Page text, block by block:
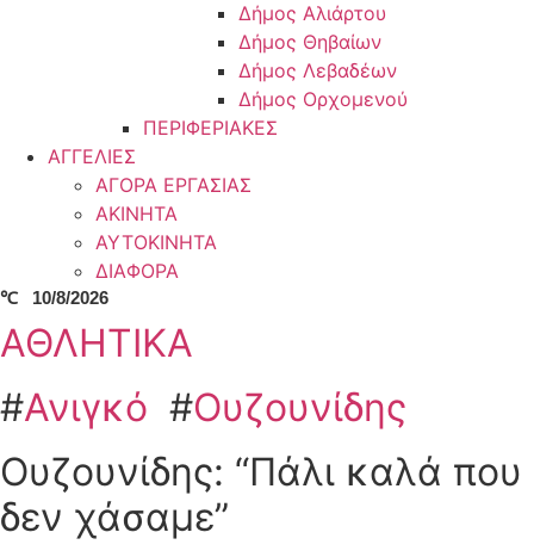
Δήμος Αλιάρτου
Δήμος Θηβαίων
Δήμος Λεβαδέων
Δήμος Ορχομενού
ΠΕΡΙΦΕΡΙΑΚΕΣ
ΑΓΓΕΛΙΕΣ
ΑΓΟΡΑ ΕΡΓΑΣΙΑΣ
ΑΚΙΝΗΤΑ
ΑΥΤΟΚΙΝΗΤΑ
ΔΙΑΦΟΡΑ
℃ 10/8/2026
ΑΘΛΗΤΙΚΑ
#Ανιγκό #Ουζουνίδης
Ουζουνίδης: “Πάλι καλά που
δεν χάσαμε”